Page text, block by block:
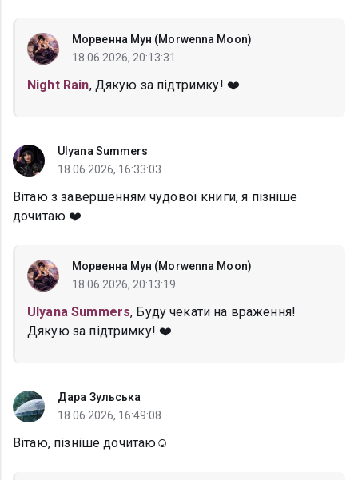
Морвенна Мун (Morwenna Moon)
18.06.2026, 20:13:31
Night Rain, Дякую за підтримку! ❤️
Ulyana Summers
18.06.2026, 16:33:03
Вітаю з завершенням чудової книги, я пізніше
дочитаю ❤️
Морвенна Мун (Morwenna Moon)
18.06.2026, 20:13:19
Ulyana Summers, Буду чекати на враження!
Дякую за підтримку! ❤️
Дара Зульська
18.06.2026, 16:49:08
Вітаю, пізніше дочитаю☺️